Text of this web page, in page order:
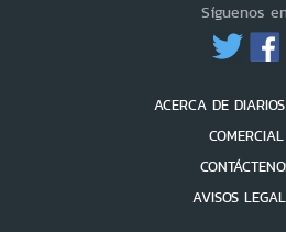
Síguenos
ACERCA DE
COMERCIAL
AVISOS